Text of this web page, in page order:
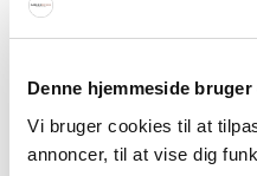
Denne hjemmeside
Vi bruger cookies til at
annoncer, til at vise dig